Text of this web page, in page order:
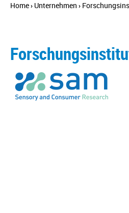
Home› Unternehmen ›